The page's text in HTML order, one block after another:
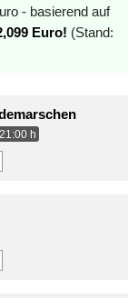
- basierend auf
Euro! (Stand:
h